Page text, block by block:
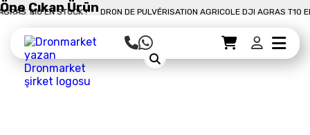
T10 EN STOCK ! DRON DE PULVÉRISATION AGRICOLE DJI AGRAS T10 EN
Sepet
Sepet Detayı Ödemeye Geç
Öne Çıkan Ürün